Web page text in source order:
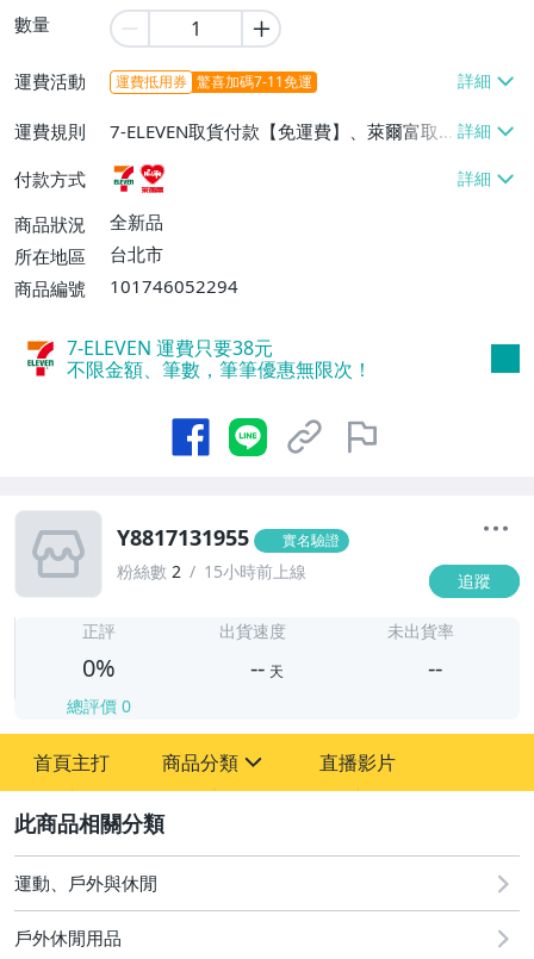
數量
運費活動 運費抵用券 驚喜加碼7-11免運
運費規則
7-ELEVEN取貨付款【免運費】、萊爾富取
貨付款【免運費】
付款方式
商品狀況
全新品
所在地區
台北市
商品編號
101746052294
7-ELEVEN 運費只要38元
不限金額、筆數，筆筆優惠無限次！
Y8817131955 實名驗證
粉絲數 2 15小時前上線 追蹤
正評
0%
總評價 0
出貨速度
-- 天
未出貨率
--
首頁主打 商品分類
圖書/影音/文具
古董、藝術與礦石
直播影片
運動、戶外與休閒
戶外休閒用品